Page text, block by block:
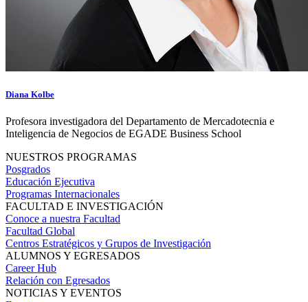
Diana Kolbe
Profesora investigadora del Departamento de Mercadotecnia e
Inteligencia de Negocios de EGADE Business School
NUESTROS PROGRAMAS
Posgrados
Educación Ejecutiva
Programas Internacionales
FACULTAD E INVESTIGACIÓN
Conoce a nuestra Facultad
Facultad Global
Centros Estratégicos y Grupos de Investigación
ALUMNOS Y EGRESADOS
Career Hub
Relación con Egresados
NOTICIAS Y EVENTOS